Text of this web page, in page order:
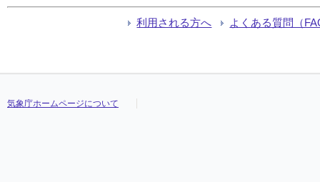
利用される方へ よくある質問（
気象庁ホームページについて